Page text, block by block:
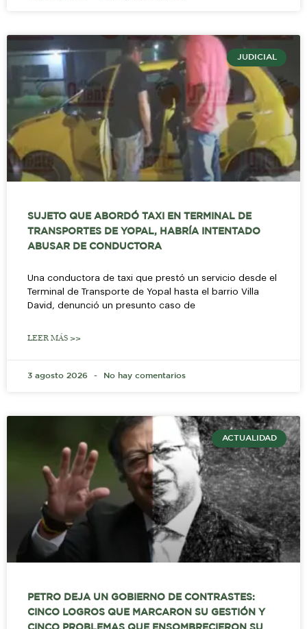
JUDICIAL
SUJETO QUE ABORDÓ TAXI EN TERMINAL DE
TRANSPORTES DE YOPAL, HABRÍA INTENTADO
ABUSAR DE CONDUCTORA
Una conductora de taxi que prestó un servicio desde el
Terminal de Transporte de Yopal hasta el barrio Villa
David, denunció un presunto caso de
LEER MÁS >>
3 agosto 2026 No hay comentarios
ACTUALIDAD
PETRO DEJA UN GOBIERNO DE CONTRASTES:
CINCO LOGROS QUE MARCARON SU GESTIÓN Y